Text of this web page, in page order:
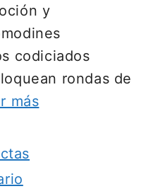
y
codiciados
rondas de
más